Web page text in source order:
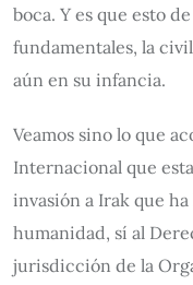
boca. Y es que esto
fundamentales, la
aún en su infancia.
Veamos sino lo que
Internacional que
invasión a Irak que
humanidad, sí al
jurisdicción de la